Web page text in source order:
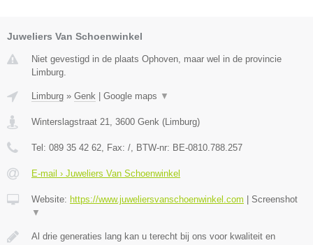
Juweliers Van Schoenwinkel
Niet gevestigd in de plaats Ophoven, maar wel in de provincie
Limburg.
Limburg » Genk Google maps ▼
Winterslagstraat 21, 3600 Genk (Limburg)
Tel: 089 35 42 62, Fax: /, BTW-nr: BE-0810.788.257
E-mail › Juweliers Van Schoenwinkel
Website: https://www.juweliersvanschoenwinkel.com
Screenshot
▼
Al drie generaties lang kan u terecht bij ons voor kwaliteit en